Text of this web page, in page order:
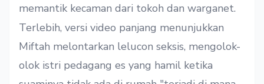
memantik kecaman dari tokoh dan warganet.
Terlebih, versi video panjang menunjukkan
Miftah melontarkan lelucon seksis, mengolok-
olok istri pedagang es yang hamil ketika